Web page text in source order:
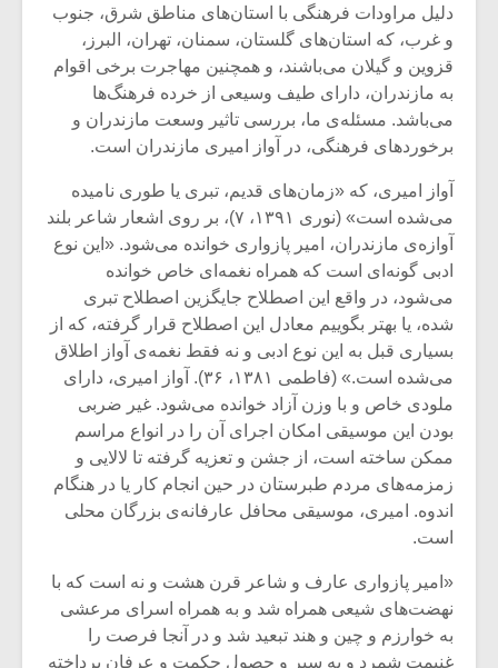
دلیل مراودات فرهنگی با استان‌های مناطق شرق، جنوب
و غرب، که استان‌های گلستان، سمنان، تهران، البرز،
قزوین و گیلان می‌باشند، و همچنین مهاجرت برخی اقوام
به مازندران، دارای طیف وسیعی از خرده فرهنگ‌ها
می‌باشد. مسئله‌ی ما، بررسی تاثیر وسعت مازندران و
برخوردهای فرهنگی، در آواز امیری مازندران است.
آواز امیری، که «زمان‌های قدیم، تبری یا طوری نامیده
می‌شده است» (نوری ۱۳۹۱، ۷)، بر روی اشعار شاعر بلند
آوازه‌ی مازندران، امیر پازواری خوانده می‌شود. «این نوع
ادبی گونه‌ای است که همراه نغمه‌ای خاص خوانده
می‌شود، در واقع این اصطلاح جایگزین اصطلاح تبری
شده، یا بهتر بگوییم معادل این اصطلاح قرار گرفته، که از
بسیاری قبل به این نوع ادبی و نه فقط نغمه‌ی آواز اطلاق
می‌شده است.» (فاطمی ۱۳۸۱، ۳۶). آواز امیری، دارای
ملودی خاص و با وزن آزاد خوانده می‌شود. غیر ضربی
بودن این موسیقی امکان اجرای آن را در انواع مراسم
ممکن ساخته است، از جشن و تعزیه گرفته تا لالایی و
زمزمه‌های مردم طبرستان در حین انجام کار یا در هنگام
اندوه. امیری، موسیقی محافل عارفانه‌ی بزرگان محلی
است.
«امیر پازواری عارف و شاعر قرن هشت و نه است که با
نهضت‌های شیعی همراه شد و به همراه اسرای مرعشی
به خوارزم و چین و هند تبعید شد و در آنجا فرصت را
غنیمت شمرد و به سیر و حصول حکمت و عرفان پرداخته